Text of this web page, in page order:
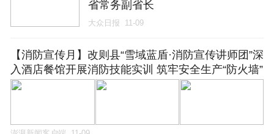
省常务副省长
大众日报 11-09
【消防宣传月】改则县“雪域蓝盾·消防宣传讲师团”深
入酒店餐馆开展消防技能实训 筑牢安全生产“防火墙”